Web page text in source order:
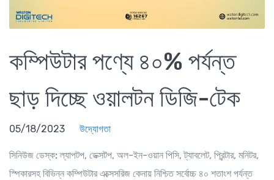
কম্পিউটার পণ্যে ৪০% পর্যন্ত
ছাড় দিচ্ছে ওয়ালটন ডিজি-টেক
05/18/2023 উদ্যোগতা
সিনিউজ ডেস্ক: ল্যাপটপ, ডেক্সটপ, অল-ইন-ওয়ান পিসি, ট্যাবলেট, প্রিন্টার, মনিটর,
স্পিকারসহ বিভিন্ন কম্পিউটার এক্সেসরিজ কেনায় নিশ্চিত সর্বোচ্চ ৪০ শতাংশ পর্যন্ত